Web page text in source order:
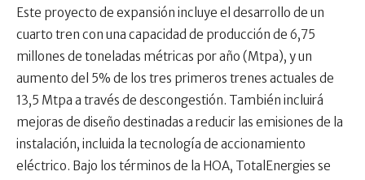
Este proyecto de expansión incluye el desarrollo de un
cuarto tren con una capacidad de producción de 6,75
millones de toneladas métricas por año (Mtpa), y un
aumento del 5% de los tres primeros trenes actuales de
13,5 Mtpa a través de descongestión. También incluirá
mejoras de diseño destinadas a reducir las emisiones de la
instalación, incluida la tecnología de accionamiento
eléctrico. Bajo los términos de la HOA, TotalEnergies se